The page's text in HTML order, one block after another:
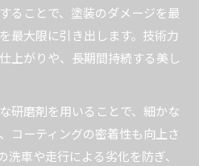
ることで、塗装のダメージを最
最大限に引き出します。技術力
上がりや、長期間持続する美し
研磨剤を用いることで、細かな
コーティングの密着性も向上さ
車や走行による劣化を防ぎ、